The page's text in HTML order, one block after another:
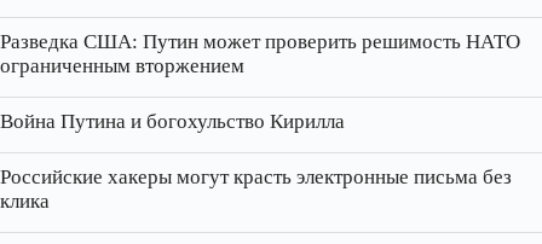
Разведка США: Путин может проверить решимость НАТО
ограниченным вторжением
Война Путина и богохульство Кирилла
Российские хакеры могут красть электронные письма без
клика